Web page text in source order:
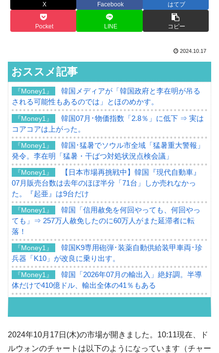
X Facebook はてブ
Pocket LINE コピー
2024.10.17
おススメ記事
『Money1』
韓国メディアが「韓国政府と李在明が吊る
される可能性もあるのでは」とほのめかす。
『Money1』
韓国07月･物価指数「2.8％」に低下 ⇒ 実は
コアコアは上がった。
『Money1』
韓国･猛暑でソウル市全域「猛暑重大警報」
発令。李在明「猛暑・干ばつ対処状況点検会議」
『Money1』
【日本市場再挑戦中】韓国『現代自動車』
07月販売台数は去年のほぼ半分「71台」しか売れなかっ
た。『起亜』は9台だけ
『Money1』
韓国「信用赦免を何回やっても、何回やっ
ても」⇒ 257万人赦免したのに60万人がまた延滞者に転
落！
『Money1』
韓国K9専用砲弾･装薬自動供給装甲車両･珍
兵器「K10」が改良に乗り出す。
『Money1』
韓国「2026年07月の輸出入」絶好調。半導
体だけで410億ドル、輸出全体の41％もある
【韓国の外貨準備】2026年07月は4,279億ド
ル。外平債の発行「19.4億ドル」
2024年10月17日(木)の市場が開きました。10:11現在、ド
ルウォンのチャートは以下のようになっています（チャー